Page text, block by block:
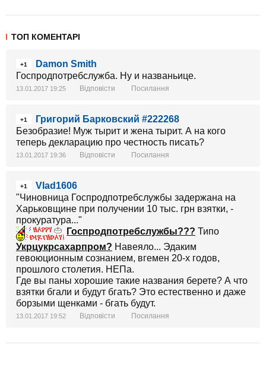
ТОП КОМЕНТАРІ
+1
Damon Smith
Госпродпотребслужба. Ну и названьице.
13.01.2017 19:25 Відповісти Посилання
+1
Григорий Барковский #222268
Безобразие! Муж тырит и жена тырит. А на кого
теперь декларацию про честность писать?
13.01.2017 19:36 Відповісти Посилання
+1
Vlad1606
"Чиновница Госпродпотребслужбы задержана на
Харьковщине при получении 10 тыс. грн взятки, -
прокуратура..."
Госпродпотребслужбы??? Типо
Укрцукрсахарпром? Навеяло... Эдаким
гевоюционным сознанием, вгемен 20-х годов,
прошлого столетия. НЕПа.
Где вы паны хорошие такие названия берете? А что
взятки бгали и будут бгать? Это естественно и даже
борзыми щенками - бгать будут.
13.01.2017 19:52 Відповісти Посилання